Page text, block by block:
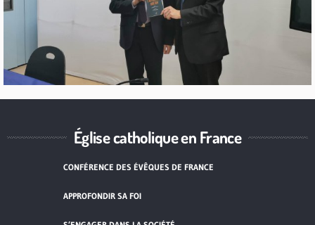
Église catholique en France
CONFÉRENCE DES ÉVÊQUES DE FRANCE
APPROFONDIR SA FOI